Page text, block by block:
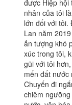
được Hiệp hội
nhân của tôi
lớn đối với tôi.
Lan năm
ấn tượng khó
xúc trong tôi,
gũi với tôi
mến đất nước
Chuyến đi
chiêm